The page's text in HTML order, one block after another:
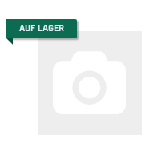
AUF LAGER